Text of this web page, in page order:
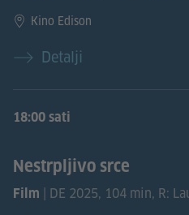
Kino Edison
Detalji
18:00 sati
Nestrpljivo srce
Film | DE 2025, 104 min, R: